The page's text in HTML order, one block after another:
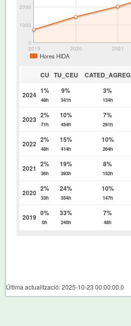
2019 2020 2021
0
1000
2000
Hores HIDA
CU TU_CEU CATED_AGREG
2024 1%
48h
9%
341h
3%
134h
2023 2%
71h
10%
454h
7%
291h
2022 2%
48h
15%
414h
10%
264h
2021 2%
36h
19%
393h
8%
152h
2020 2%
33h
24%
354h
10%
147h
2019 0%
0h
33%
240h
7%
48h
Última actualització: 2025-10-23 00:00:00.0